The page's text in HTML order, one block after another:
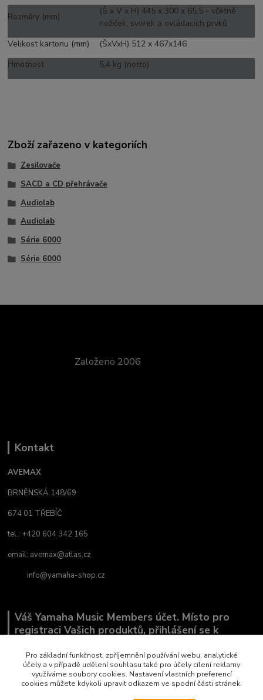
Rozměry (mm)
(Š x V x H) 445 x 300 x 65,5 - včetně
nožiček, svorek a ovládacích prvků
Velikost kartonu (mm)
(ŠxVxH) 512 x 467x146
Hmotnost
5,4 kg (netto)
Zboží zařazeno v kategoriích
Zesilovače
SACD a CD přehrávače
Audiolab
Audiolab
Série 6000
Série 6000
Založeno 2006
Kontakt
AVEMAX
BRNĚNSKÁ 148/69
674 01 TŘEBÍČ
tel.: +420 604 342 165
email: avemax@atlas.cz
info@yamaha-shop.cz
Váš Yamaha Music Members účet. Místo pro
registraci Vašich produktů, přihlášení se k
co Vás zajímá.
Pro základní funkčnost, zpříjemnění používání webu, analytické
účely a v případě udělení souhlasu také pro účely cílení reklamy
využíváme soubory cookies. Nastavení vlastních preferencí
cookies můžete kdykoli upravit odkazem ve spodní části stránek.